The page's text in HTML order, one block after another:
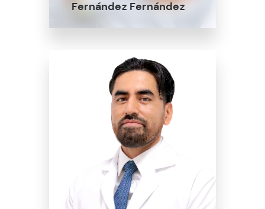
Fernández Fernández